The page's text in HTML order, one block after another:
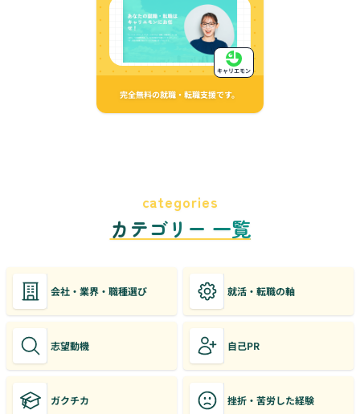
完全無料の就職・転職支援です。
キャリエモン
categories
カテゴリー 一覧
会社・業界・職種選び 就活・転職の軸
志望動機 自己PR
ガクチカ 挫折・苦労した経験